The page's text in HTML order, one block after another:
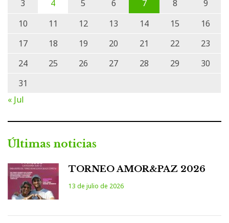
3
4 5 6 7 8
9
10
11 12 13 14 15
16
17
18 19 20 21 22
23
24
25 26 27 28 29
30
31
« Jul
Últimas noticias
TORNEO AMOR&PAZ 2026
13 de julio de 2026